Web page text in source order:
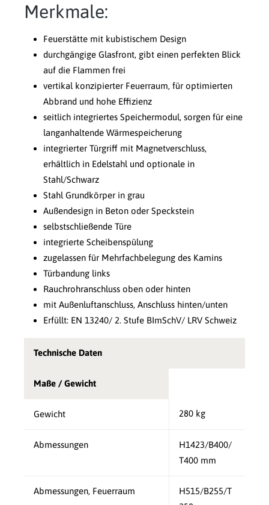
Merkmale:
Feuerstätte mit kubistischem Design
durchgängige Glasfront, gibt einen perfekten Blick
auf die Flammen frei
vertikal konzipierter Feuerraum, für optimierten
Abbrand und hohe Effizienz
seitlich integriertes Speichermodul, sorgen für eine
langanhaltende Wärmespeicherung
integrierter Türgriff mit Magnetverschluss,
erhältlich in Edelstahl und optionale in
Stahl/Schwarz
Stahl Grundkörper in grau
Außendesign in Beton oder Speckstein
selbstschließende Türe
integrierte Scheibenspülung
zugelassen für Mehrfachbelegung des Kamins
Türbandung links
Rauchrohranschluss oben oder hinten
mit Außenluftanschluss, Anschluss hinten/unten
Erfüllt: EN 13240/ 2. Stufe BImSchV/ LRV Schweiz
Technische Daten
Maße / Gewicht
Gewicht 280 kg
Abmessungen
H1423/B400/
T400 mm
Abmessungen, Feuerraum
H515/B255/T